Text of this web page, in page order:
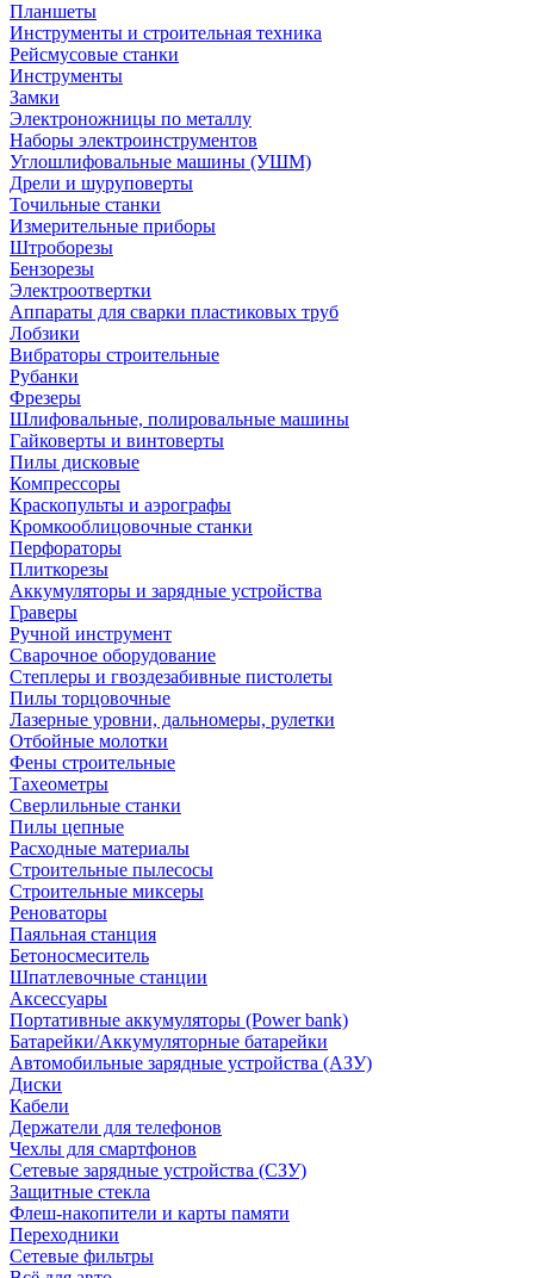
Планшеты
Инструменты и строительная техника
Рейсмусовые станки
Инструменты
Замки
Электроножницы по металлу
Наборы электроинструментов
Углошлифовальные машины (УШМ)
Дрели и шуруповерты
Точильные станки
Измерительные приборы
Штроборезы
Бензорезы
Электроотвертки
Аппараты для сварки пластиковых труб
Лобзики
Вибраторы строительные
Рубанки
Фрезеры
Шлифовальные, полировальные машины
Гайковерты и винтоверты
Пилы дисковые
Компрессоры
Краскопульты и аэрографы
Кромкооблицовочные станки
Перфораторы
Плиткорезы
Аккумуляторы и зарядные устройства
Граверы
Ручной инструмент
Сварочное оборудование
Степлеры и гвоздезабивные пистолеты
Пилы торцовочные
Лазерные уровни, дальномеры, рулетки
Отбойные молотки
Фены строительные
Тахеометры
Сверлильные станки
Пилы цепные
Расходные материалы
Строительные пылесосы
Строительные миксеры
Реноваторы
Паяльная станция
Бетоносмеситель
Шпатлевочные станции
Аксессуары
Портативные аккумуляторы (Power bank)
Батарейки/Аккумуляторные батарейки
Автомобильные зарядные устройства (АЗУ)
Диски
Кабели
Держатели для телефонов
Чехлы для смартфонов
Сетевые зарядные устройства (СЗУ)
Защитные стекла
Флеш-накопители и карты памяти
Переходники
Сетевые фильтры